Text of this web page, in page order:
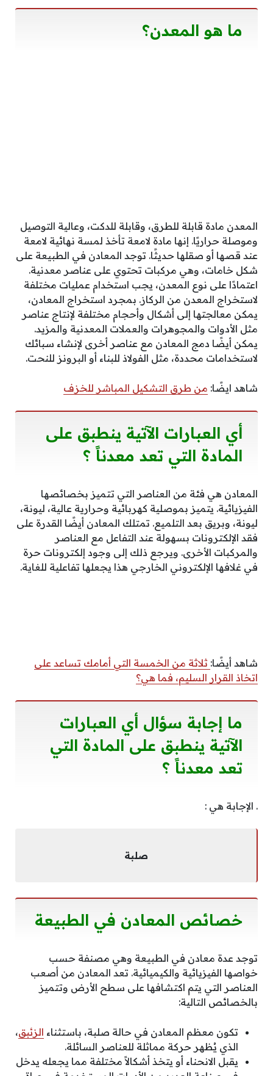
ما هو المعدن؟
المعدن مادة قابلة للطرق، وقابلة للدكت، وعالية التوصيل
وموصلة حراريًا. إنها مادة لامعة تأخذ لمسة نهائية لامعة
عند قصها أو صقلها حديثًا. توجد المعادن في الطبيعة على
شكل خامات، وهي مركبات تحتوي على عناصر معدنية.
اعتمادًا على نوع المعدن، يجب استخدام عمليات مختلفة
لاستخراج المعدن من الركاز. بمجرد استخراج المعادن،
يمكن معالجتها إلى أشكال وأحجام مختلفة لإنتاج عناصر
مثل الأدوات والمجوهرات والعملات المعدنية والمزيد.
يمكن أيضًا دمج المعادن مع عناصر أخرى لإنشاء سبائك
لاستخدامات محددة، مثل الفولاذ للبناء أو البرونز للنحت.
شاهد ايضًا: من طرق التشكيل المباشر للخزف
أي العبارات الآتية ينطبق على
المادة التي تعد معدناً ؟
المعادن هي فئة من العناصر التي تتميز بخصائصها
الفيزيائية. يتميز بموصلية كهربائية وحرارية عالية، ليونة،
ليونة، وبريق بعد التلميع. تمتلك المعادن أيضًا القدرة على
فقد الإلكترونات بسهولة عند التفاعل مع العناصر
والمركبات الأخرى. ويرجع ذلك إلى وجود إلكترونات حرة
في غلافها الإلكتروني الخارجي هذا يجعلها تفاعلية للغاية.
شاهد أيضًا: ثلاثة من الخمسة التي أمامك تساعد على
اتخاذ القرار السليم، فما هي؟
ما إجابة سؤال أي العبارات
الآتية ينطبق على المادة التي
تعد معدناً ؟
. الإجابة هي :
صلبة
خصائص المعادن في الطبيعة
توجد عدة معادن في الطبيعة وهي مصنفة حسب
خواصها الفيزيائية والكيميائية. تعد المعادن من أصعب
العناصر التي يتم اكتشافها على سطح الأرض وتتميز
بالخصائص التالية:
تكون معظم المعادن في حالة صلبة، باستثناء الزئبق،
الذي يُظهر حركة مماثلة للعناصر السائلة.
يقبل الانحناء أو يتخذ أشكالاً مختلفة مما يجعله يدخل